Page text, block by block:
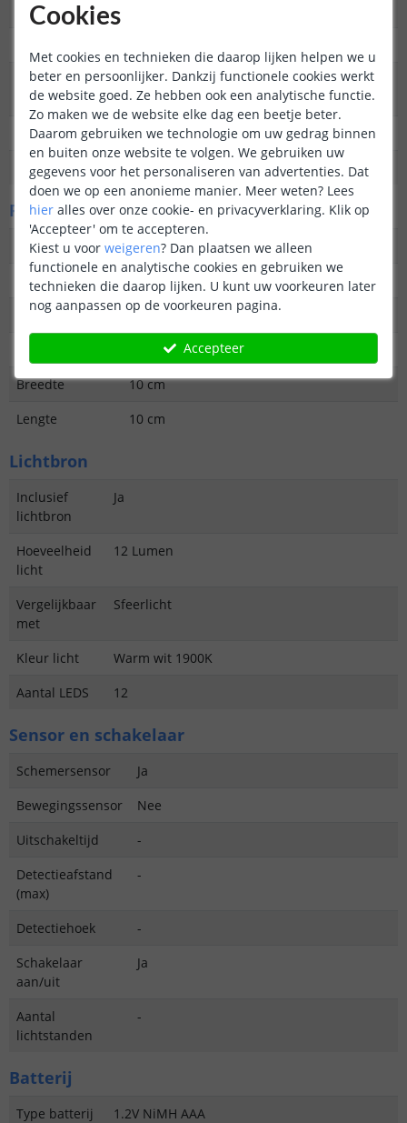
buitenverlichting
Aantal lampen in
set
2
IP waarde
IP44 (Geschikt voor buiten)
Garantie
2 jaar
Fysieke kenmerken
Vormgeving/stijl
Tijdloos
Materiaal
Plastic
Kleur
Zwart
37.5 cm
Breedte
10 cm
Lengte
10 cm
Lichtbron
Inclusief
lichtbron
Ja
Hoeveelheid
licht
12 Lumen
Vergelijkbaar
met
Sfeerlicht
Kleur licht
Warm wit 1900K
Aantal LEDS
12
Sensor en schakelaar
Schemersensor
Ja
Bewegingssensor
Nee
Uitschakeltijd
-
Detectieafstand
(max)
-
Detectiehoek
-
Schakelaar
aan/uit
Ja
Aantal
lichtstanden
-
Batterij
Type batterij
1.2V NiMH AAA
Cookies
Met cookies en technieken die daarop lijken helpen we u
beter en persoonlijker. Dankzij functionele cookies werkt
de website goed. Ze hebben ook een analytische functie.
Zo maken we de website elke dag een beetje beter.
Daarom gebruiken we technologie om uw gedrag binnen
en buiten onze website te volgen. We gebruiken uw
gegevens voor het personaliseren van advertenties. Dat
doen we op een anonieme manier. Meer weten? Lees
hier alles over onze cookie- en privacyverklaring. Klik op
'Accepteer' om te accepteren.
Kiest u voor weigeren? Dan plaatsen we alleen
functionele en analytische cookies en gebruiken we
technieken die daarop lijken. U kunt uw voorkeuren later
nog aanpassen op de voorkeuren pagina.
Accepteer